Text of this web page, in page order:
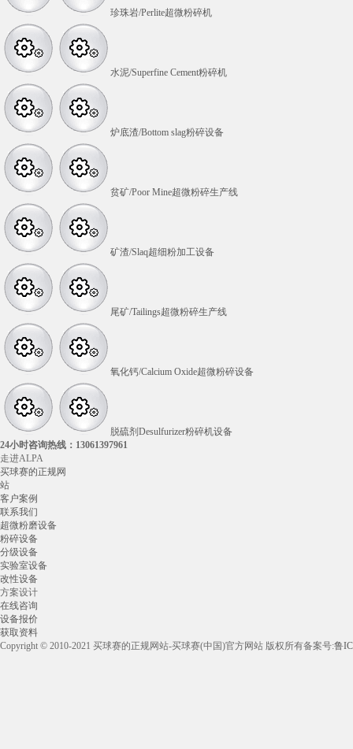
珍珠岩/Perlite超微粉碎机
水泥/Superfine Cement粉碎机
炉底渣/Bottom slag粉碎设备
贫矿/Poor Mine超微粉碎生产线
矿渣/Slaq超细粉加工设备
尾矿/Tailings超微粉碎生产线
氧化钙/Calcium Oxide超微粉碎设备
脱硫剂Desulfurizer粉碎机设备
24小时咨询热线： 13061397961
走进ALPA
买球赛的正规网
站
客户案例
联系我们
超微粉磨设备
粉碎设备
分级设备
实验室设备
改性设备
方案设计
在线咨询
设备报价
获取资料
Copyright © 2010-2021 买球赛的正规网站-买球赛(中国)官方网站 版权所有备案号:鲁